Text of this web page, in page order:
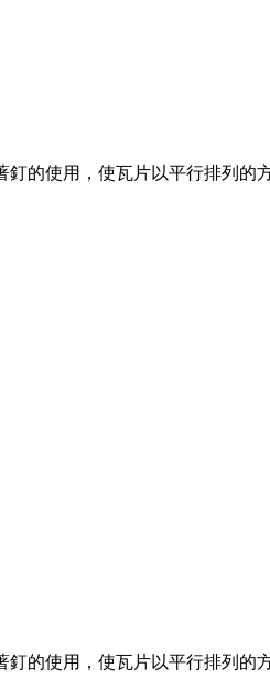
的使用，使瓦片以平行排列
的使用，使瓦片以平行排列